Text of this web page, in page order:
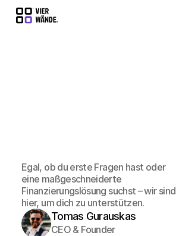
Egal, ob du erste Fragen hast oder
eine maßgeschneiderte
Finanzierungslösung suchst – wir sind
hier, um dich zu unterstützen.
Tomas Gurauskas
CEO & Founder